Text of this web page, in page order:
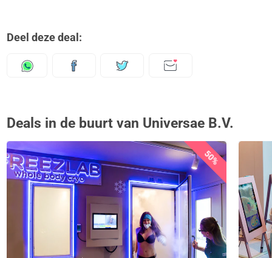
Deel deze deal:
Deals in de buurt van Universae B.V.
50%